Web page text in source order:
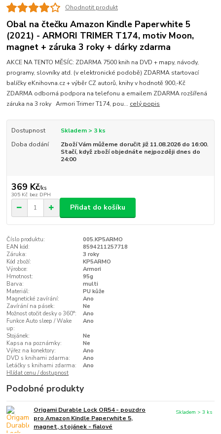
Ohodnotit produkt
Obal na čtečku Amazon Kindle Paperwhite 5
(2021) - ARMORI TRIMER T174, motiv Moon,
magnet + záruka 3 roky + dárky zdarma
AKCE NA TENTO MĚSÍC: ZDARMA 7500 knih na DVD + mapy, návody,
programy, slovníky atd. (v elektronické podobě) ZDARMA startovací
balíčky eKnihovna.cz + výběr CZ autorů, knihy v hodnotě 900,-Kč
ZDARMA odborná podpora na telefonu a emailem ZDARMA rozšířená
záruka na 3 roky Armori Trimer T174, pou... celý popis
Dostupnost
Skladem > 3 ks
Doba dodání
Zboží Vám můžeme doručit již 11.08.2026 do 16:00.
Stačí, když zboží objednáte nejpozději dnes do
24:00
369 Kč/ks
305 Kč bez DPH
Přidat do košíku
Číslo produktu:
005.KP5ARMO
EAN kód:
8594211257718
Záruka:
3 roky
Kód zboží:
KP5ARMO
Výrobce:
Armori
Hmotnost:
95g
Barva:
multi
Materiál:
PU kůže
Magnetické zavírání:
Ano
Zavírání na pásek:
Ne
Možnost otočit desky o 360°:
Ano
Funkce Auto sleep / Wake
up:
Ano
Stojánek:
Ne
Kapsa na poznámky:
Ne
Výřez na konektory:
Ano
DVD s knihami zdarma:
Ano
Letáčky s knihami zdarma:
Ano
Hlídat cenu / dostupnost
Podobné produkty
Origami Durable Lock OR54 - pouzdro
pro Amazon Kindle Paperwhite 5,
magnet, stojánek - fialové
Skladem > 3 ks